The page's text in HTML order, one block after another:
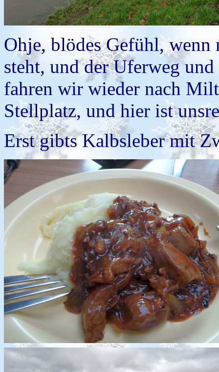
Ohje, blödes Gefühl, wenn
steht, und der Uferweg
fahren wir wieder nach
Stellplatz, und hier ist
Erst gibts Kalbsleber mit